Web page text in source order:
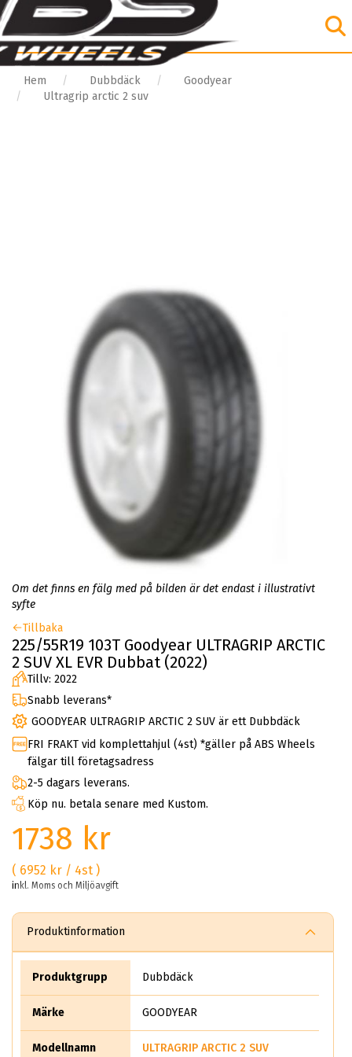
Hem Dubbdäck
Goodyear
Ultragrip arctic 2 suv
Om det finns en fälg med på bilden är det endast i illustrativt
syfte
Tillbaka
225/55R19 103T Goodyear ULTRAGRIP ARCTIC
2 SUV XL EVR Dubbat (2022)
Tillv: 2022
Snabb leverans*
GOODYEAR ULTRAGRIP ARCTIC 2 SUV är ett Dubbdäck
FRI FRAKT vid komplettahjul (4st) *gäller på ABS Wheels
fälgar till företagsadress
2-5 dagars leverans.
Köp nu. betala senare med Kustom.
1738 kr
( 6952 kr / 4st )
inkl. Moms och Miljöavgift
Produktinformation
Produktgrupp Dubbdäck
Märke GOODYEAR
Modellnamn ULTRAGRIP ARCTIC 2 SUV